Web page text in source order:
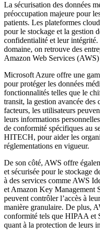
La sécurisation des données
préoccupation majeure pour
patients. Les plateformes
pour le stockage et la gestion
confidentialité et leur intégrité.
domaine, on retrouve des
Amazon Web Services
Microsoft Azure offre une
pour protéger les données
fonctionnalités telles que le
transit, la gestion avancée
facteurs, les utilisateurs
leurs informations
de conformité spécifiques au
HITECH, pour aider les
réglementations en vigueur.
De son côté, AWS offre
et sécurisée pour le stockage
à des services comme AWS
et Amazon Key Management
peuvent contrôler l’accès à
manière granulaire. De plus,
conformité tels que HIPAA et
quant à la protection de leurs